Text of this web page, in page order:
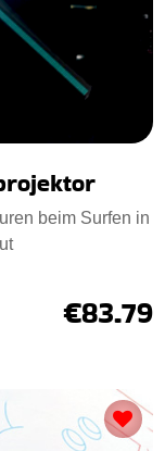
beim Surfen in
€83.79